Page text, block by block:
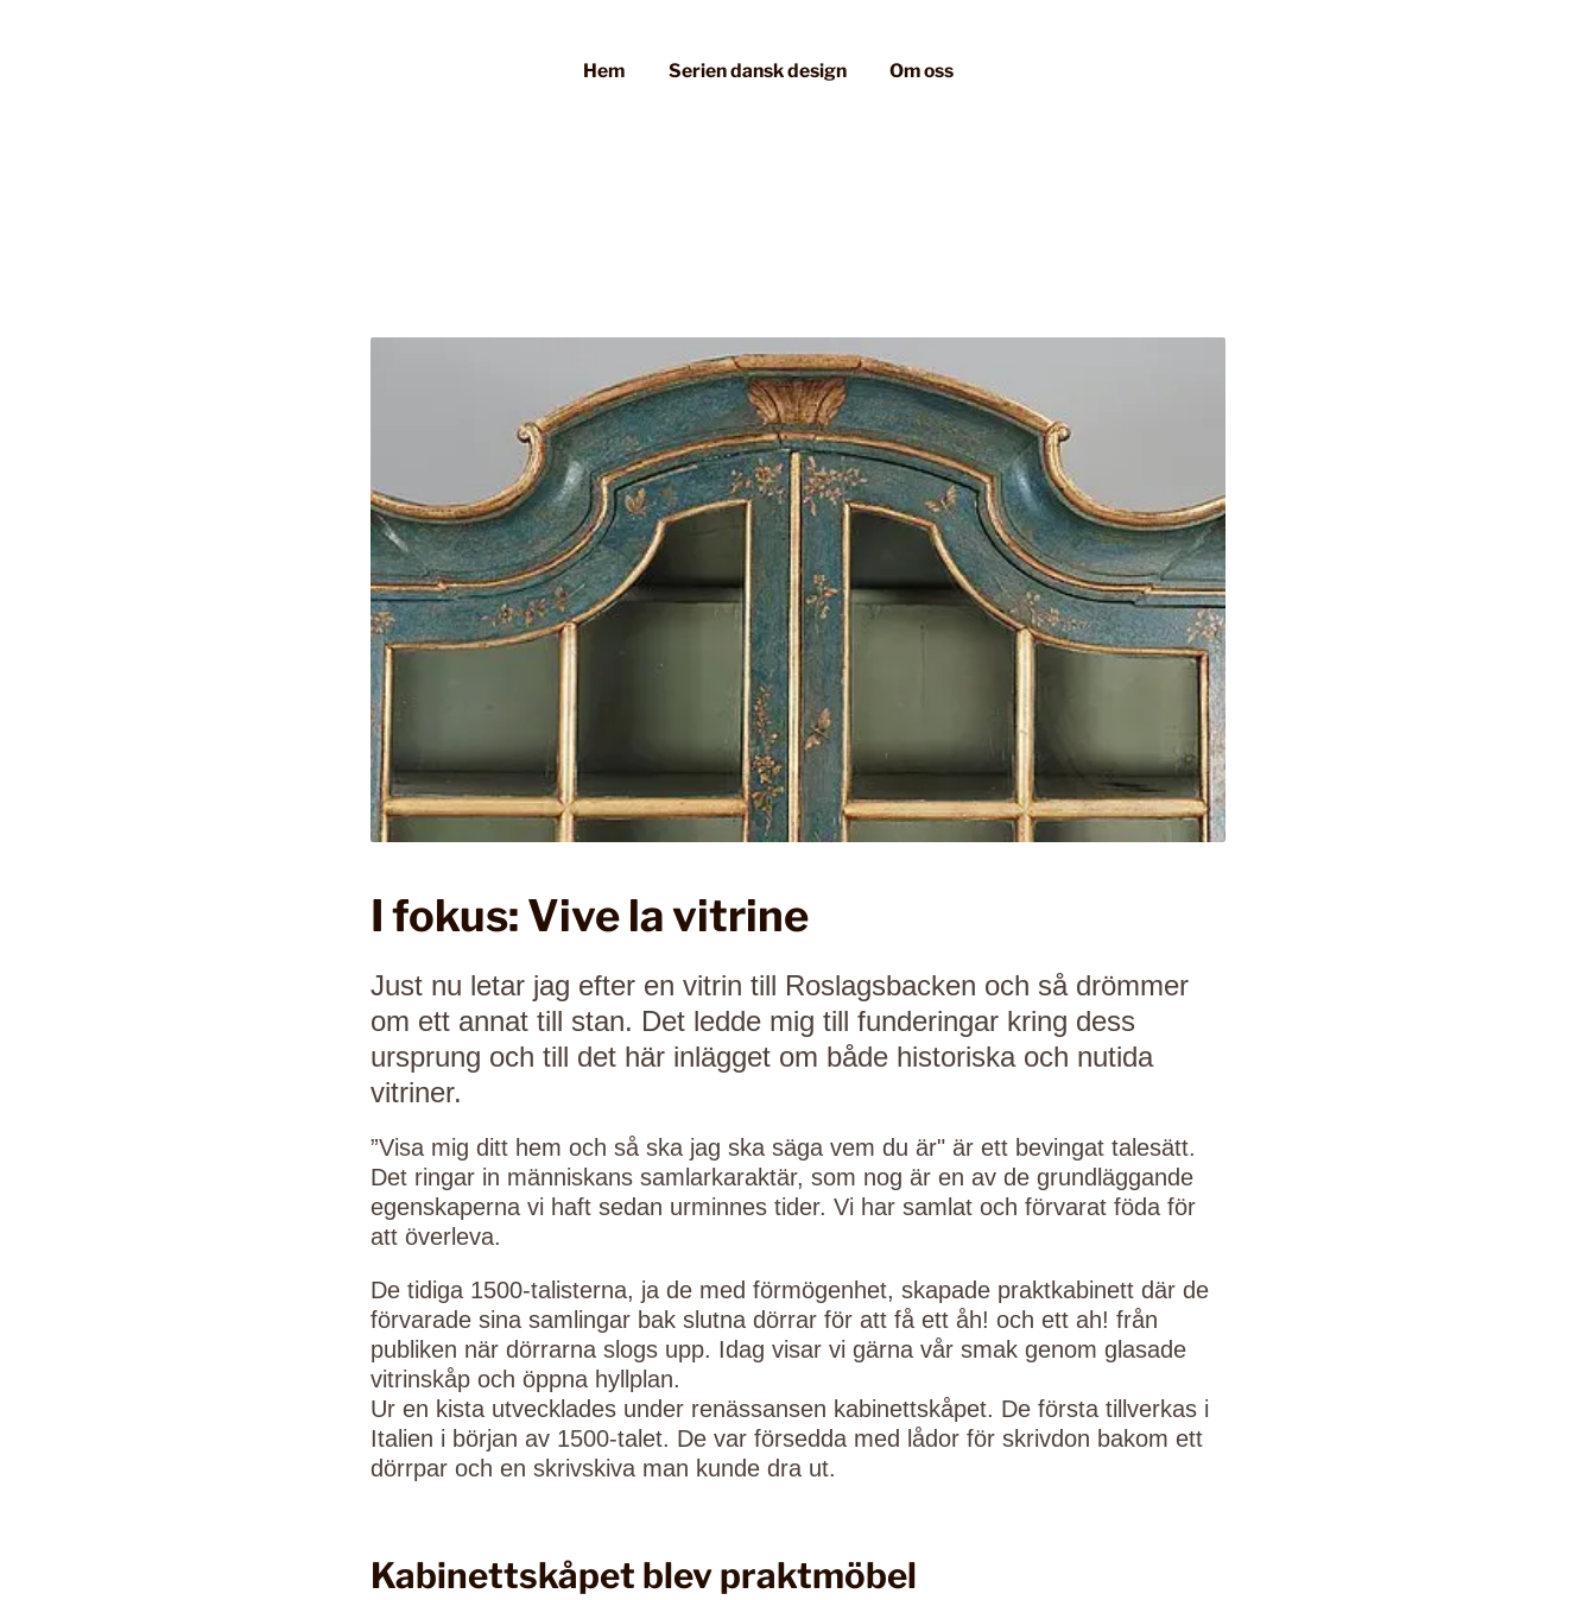
Hem Serien dansk design Om oss
I fokus: Vive la vitrine
Just nu letar jag efter en vitrin till Roslagsbacken och så drömmer
om ett annat till stan. Det ledde mig till funderingar kring dess
ursprung och till det här inlägget om både historiska och nutida
vitriner.
”Visa mig ditt hem och så ska jag ska säga vem du är" är ett bevingat talesätt.
Det ringar in människans samlarkaraktär, som nog är en av de grundläggande
egenskaperna vi haft sedan urminnes tider. Vi har samlat och förvarat föda för
att överleva.
De tidiga 1500-talisterna, ja de med förmögenhet, skapade praktkabinett där de
förvarade sina samlingar bak slutna dörrar för att få ett åh! och ett ah! från
publiken när dörrarna slogs upp. Idag visar vi gärna vår smak genom glasade
vitrinskåp och öppna hyllplan.
Ur en kista utvecklades under renässansen kabinettskåpet. De första tillverkas i
Italien i början av 1500-talet. De var försedda med lådor för skrivdon bakom ett
dörrpar och en skrivskiva man kunde dra ut.
Kabinettskåpet blev praktmöbel